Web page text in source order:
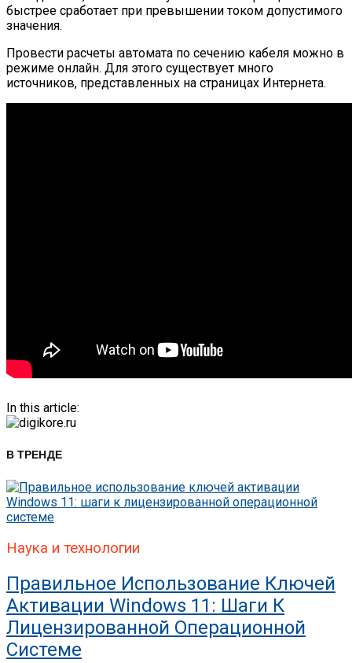
быстрее сработает при превышении током допустимого
значения.
Провести расчеты автомата по сечению кабеля можно в
режиме онлайн. Для этого существует много
источников, представленных на страницах Интернета.
In this article:
В ТРЕНДЕ
Наука и технологии
Правильное Использование Ключей
Активации Windows 11: Шаги К
Лицензированной Операционной
Системе